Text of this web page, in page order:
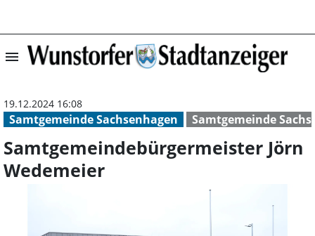
menu
Samtgemeinde Sachsenhagen Samtgemeinde
19.12.2024 16:08
Samtgemeindebürgermeister Jörn
Wedemeier